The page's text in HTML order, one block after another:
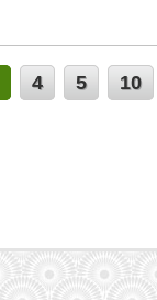
4 5 10